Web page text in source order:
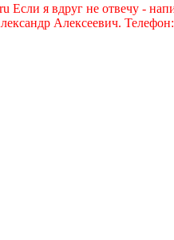
Если я вдруг не отвечу -
Алексеевич.